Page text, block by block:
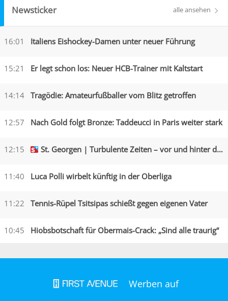
Newsticker alle ansehen
16:01 Italiens Eishockey-Damen unter neuer Führung
15:21 Er legt schon los: Neuer HCB-Trainer mit Kaltstart
14:14 Tragödie: Amateurfußballer vom Blitz getroffen
12:57 Nach Gold folgt Bronze: Taddeucci in Paris weiter stark
12:15 St. Georgen | Turbulente Zeiten – vor und hinter den Kulissen
11:40 Luca Polli wirbelt künftig in der Oberliga
11:22 Tennis-Rüpel Tsitsipas schießt gegen eigenen Vater
10:45 Hiobsbotschaft für Obermais-Crack: „Sind alle traurig“
Werben auf